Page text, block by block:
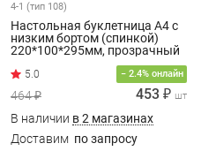
4-1 (тип 108)
Настольная буклетница А4 с
низким бортом (спинкой)
220*100*295мм, прозрачный
− 2.4% онлайн
464 ₽ 453 ₽ шт
В наличии в 2 магазинах
Доставим по запросу